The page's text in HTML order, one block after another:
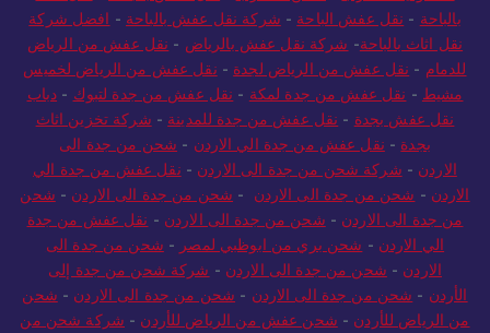
بالباحة - نقل عفش الباحة - شركة نقل عفش بالباحة - افضل شركة
نقل اثاث بالباحة- شركة نقل عفش بالرياض - نقل عفش من الرياض
للدمام - نقل عفش من الرياض لجدة - نقل عفش من الرياض لخميس
مشيط - نقل عفش من جدة لمكة - نقل عفش من جدة لتبوك - دباب
نقل عفش بجدة - نقل عفش من جدة للمدينة - شركة تخزين اثاث
بجدة - نقل عفش من جدة الي الاردن - شحن من جدة الى
الاردن - شركة شحن من جدة الى الاردن - نقل عفش من جدة الي
الاردن - شحن من جدة الى الاردن - شحن من جدة الى الاردن - شحن
من جدة الى الاردن - شحن من جدة الى الاردن - نقل عفش من جدة
الي الاردن - شحن بري من ابوظبي لمصر - شحن من جدة الى
الاردن - شحن من جدة الى الاردن - شركة شحن من جدة إلى
الأردن - شحن من جدة الى الاردن - شحن من جدة الى الاردن - شحن
من الرياض للأردن - شحن عفش من الرياض للأردن - شركة شحن من